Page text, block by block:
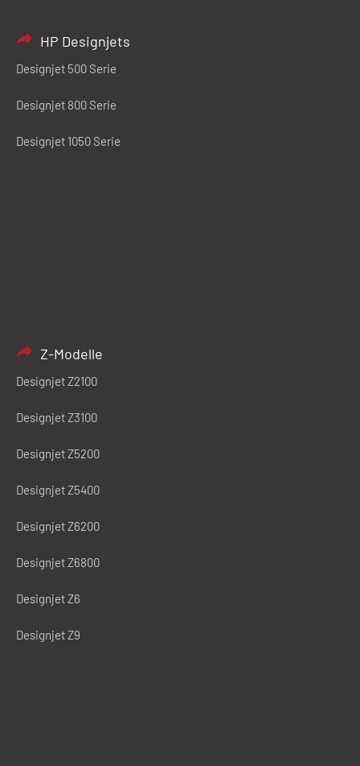
HP Designjets
Designjet 500 Serie
Designjet 800 Serie
Designjet 1050 Serie
Z-Modelle
Designjet Z2100
Designjet Z3100
Designjet Z5200
Designjet Z5400
Designjet Z6200
Designjet Z6800
Designjet Z6
Designjet Z9